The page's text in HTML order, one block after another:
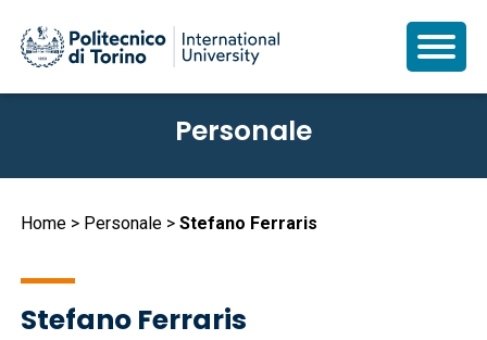
principale
Personale
Briciole
pane
Home Personale Stefano Ferraris
Stefano Ferraris